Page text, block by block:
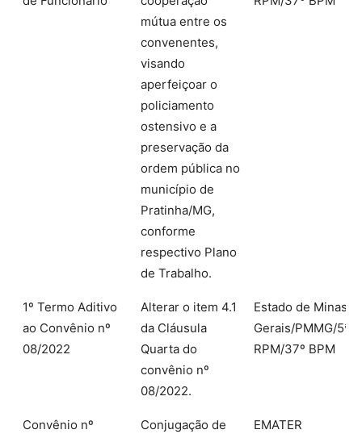
mútua entre os
convenentes,
visando
aperfeiçoar o
policiamento
ostensivo e a
preservação da
ordem pública no
município de
Pratinha/MG,
conforme
respectivo Plano
de Trabalho.
1º Termo Aditivo
ao Convênio nº
08/2022
Alterar o item 4.1
da Cláusula
Quarta do
convênio nº
08/2022.
Estado de Minas
Gerais/PMMG/5ª
RPM/37º BPM
Convênio nº
Conjugação de
EMATER